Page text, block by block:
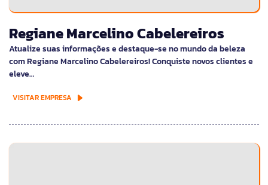
Regiane Marcelino Cabelereiros
Atualize suas informações e destaque-se no mundo da beleza
com Regiane Marcelino Cabelereiros! Conquiste novos clientes e
eleve…
VISITAR EMPRESA